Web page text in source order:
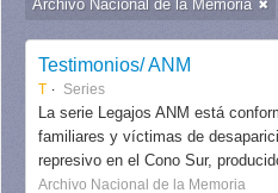
Archivo Nacional de la Memoria
Testimonios/ ANM
T Series
La serie Legajos ANM está
familiares y víctimas de
represivo en el Cono Sur,
Archivo Nacional de la Memoria